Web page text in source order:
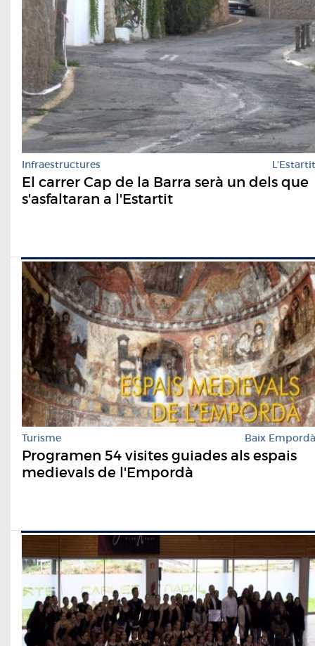
Infraestructures L'Estartit
El carrer Cap de la Barra serà un dels que
s'asfaltaran a l'Estartit
Turisme Baix Empordà
Programen 54 visites guiades als espais
medievals de l'Empordà